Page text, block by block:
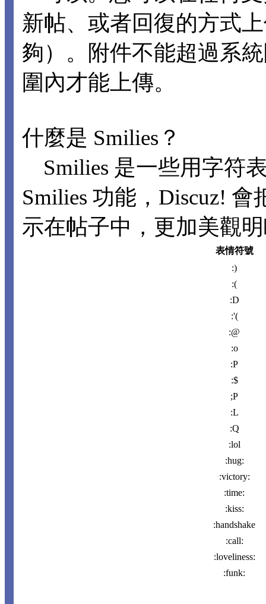
新帖、或者回復的方式
夠）。附件不能超過系
圍內才能上傳。
什麼是 Smilies？
Smilies 是一些用字符
Smilies 功能，Discuz!
示在帖子中，更加美觀
表情符號
:)
:(
:D
:'(
:@
:o
:P
:$
;P
:L
:Q
:lol
:hug:
:victory:
:time:
:kiss:
:handshake
:call:
:loveliness:
:funk: